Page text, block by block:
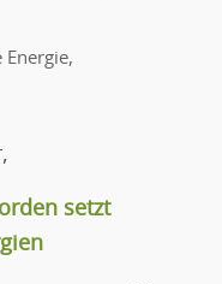
Energie,
setzt